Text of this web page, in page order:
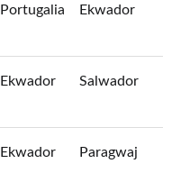
Portugalia Ekwador
Ekwador Salwador
Ekwador Paragwaj